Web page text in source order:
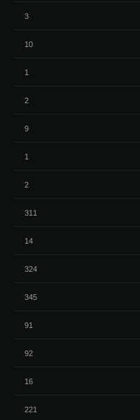
3
10
1
2
9
1
2
311
14
324
345
91
92
16
221